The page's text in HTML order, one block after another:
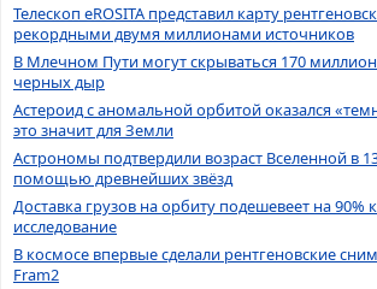
Телескоп eROSITA представил карту
рекордными двумя миллионами источников
В Млечном Пути могут скрываться 170
черных дыр
Астероид с аномальной орбитой оказался
это значит для Земли
Астрономы подтвердили возраст Вселенной в
помощью древнейших звёзд
Доставка грузов на орбиту подешевеет на 90%
исследование
В космосе впервые сделали рентгеновские
Fram2